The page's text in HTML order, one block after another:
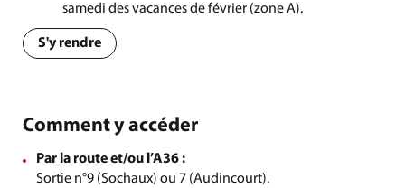
samedi des vacances de février (zone A).
S'y rendre
Comment y accéder
Par la route et/ou l’A36 :
Sortie n°9 (Sochaux) ou 7 (Audincourt).